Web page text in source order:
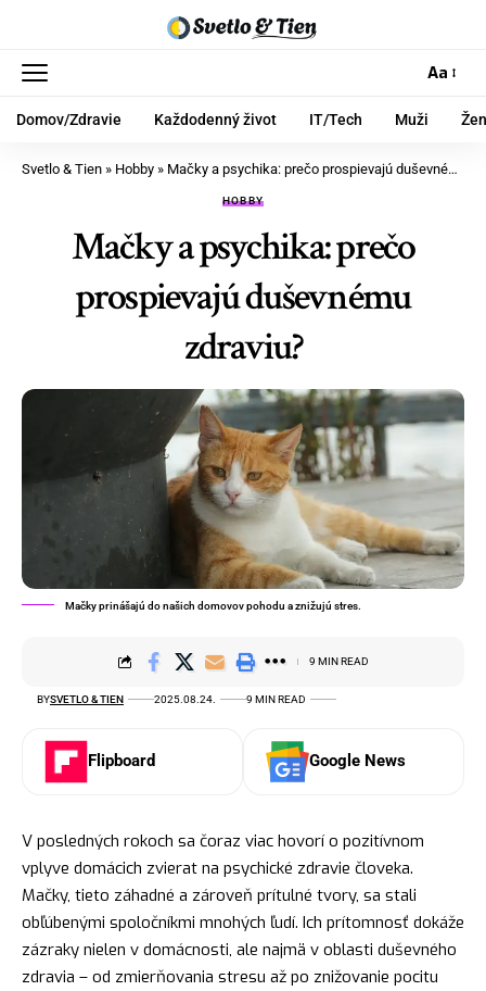
Aa
Domov/Zdravie Každodenný život IT/Tech Muži
Svetlo & Tien » Hobby » Mačky a psychika: prečo prospievajú duševnému zdraviu?
HOBBY
Mačky a psychika: prečo
prospievajú duševnému
zdraviu?
Mačky prinášajú do našich domovov pohodu a znižujú stres.
BYSVETLO & TIEN 2025.08.24. 9 MIN READ
9 MIN READ
Flipboard Google News
V posledných rokoch sa čoraz viac hovorí o pozitívnom
vplyve domácich zvierat na psychické zdravie človeka.
Mačky, tieto záhadné a zároveň prítulné tvory, sa stali
obľúbenými spoločníkmi mnohých ľudí. Ich prítomnosť dokáže
zázraky nielen v domácnosti, ale najmä v oblasti duševného
zdravia – od zmierňovania stresu až po znižovanie pocitu